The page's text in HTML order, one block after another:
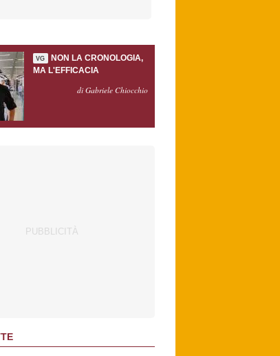
VG
NON LA CRONOLOGIA,
MA L'EFFICACIA
di Gabriele Chiocchio